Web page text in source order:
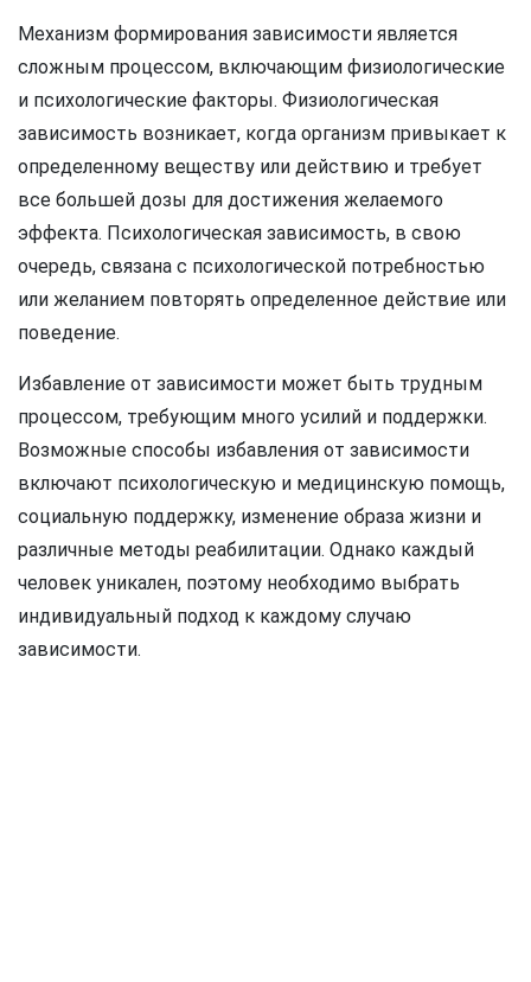
Механизм формирования зависимости является
сложным процессом, включающим физиологические
и психологические факторы. Физиологическая
зависимость возникает, когда организм привыкает к
определенному веществу или действию и требует
все большей дозы для достижения желаемого
эффекта. Психологическая зависимость, в свою
очередь, связана с психологической потребностью
или желанием повторять определенное действие или
поведение.
Избавление от зависимости может быть трудным
процессом, требующим много усилий и поддержки.
Возможные способы избавления от зависимости
включают психологическую и медицинскую помощь,
социальную поддержку, изменение образа жизни и
различные методы реабилитации. Однако каждый
человек уникален, поэтому необходимо выбрать
индивидуальный подход к каждому случаю
зависимости.